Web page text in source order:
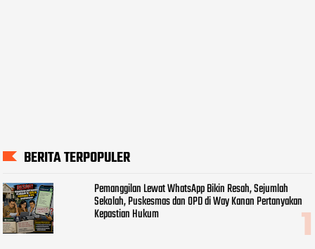
BERITA TERPOPULER
Pemanggilan Lewat WhatsApp Bikin Resah, Sejumlah
Sekolah, Puskesmas dan OPD di Way Kanan Pertanyakan
Kepastian Hukum